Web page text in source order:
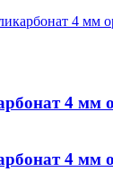
4 мм
4 мм